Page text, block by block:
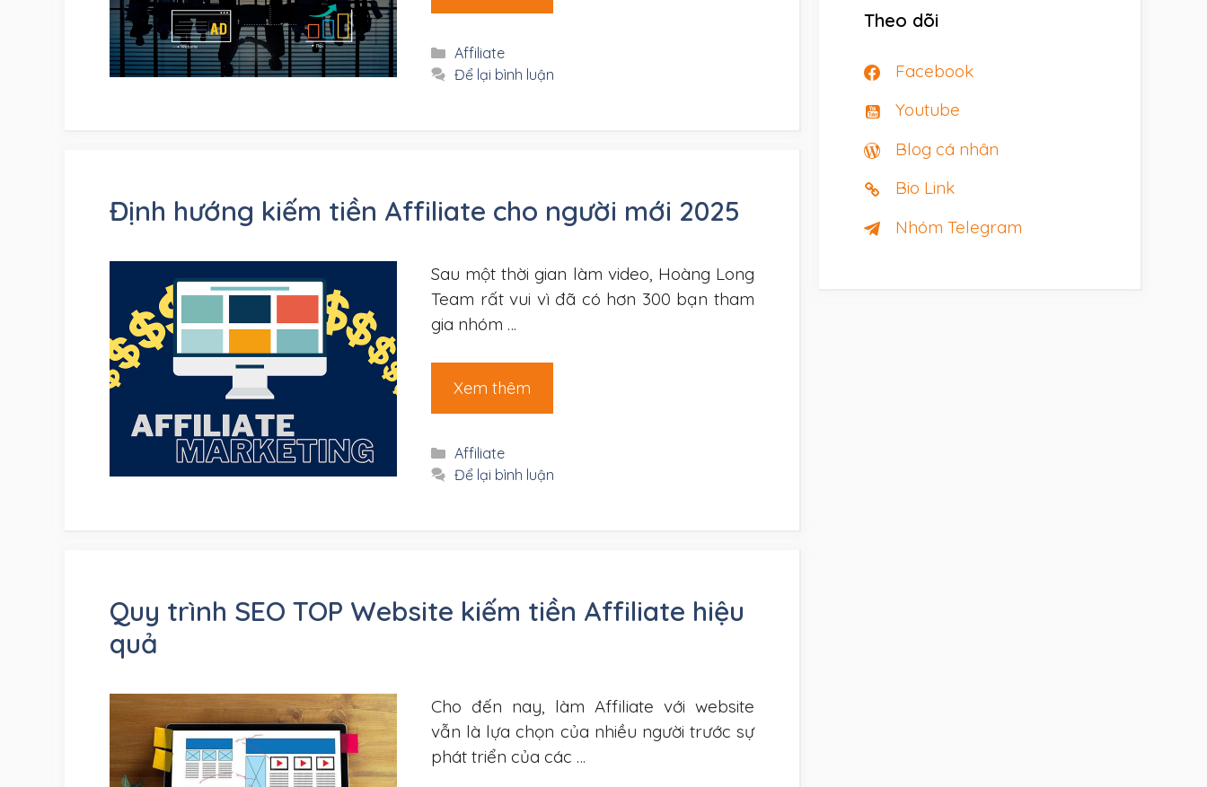
Danh
mục
Affiliate
Để lại bình luận
Định hướng kiếm tiền Affiliate cho người mới 2025
Sau một thời gian làm video, Hoàng Long
Team rất vui vì đã có hơn 300 bạn tham
gia nhóm …
Xem thêm
Danh
mục
Affiliate
Để lại bình luận
Quy trình SEO TOP Website kiếm tiền Affiliate hiệu
quả
Cho đến nay, làm Affiliate với website
vẫn là lựa chọn của nhiều người trước sự
phát triển của các …
Theo dõi
Facebook
Youtube
Blog cá nhân
Bio Link
Nhóm Telegram